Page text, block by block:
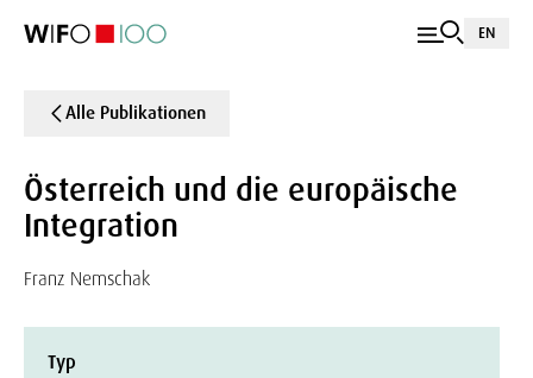
EN
Alle Publikationen
Österreich und die europäische
Integration
Franz Nemschak
Typ